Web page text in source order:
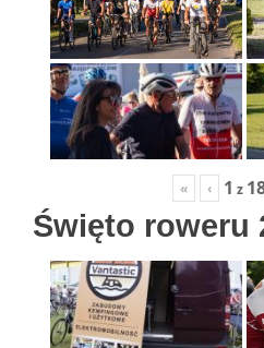
« ‹ 1 z
Święto roweru